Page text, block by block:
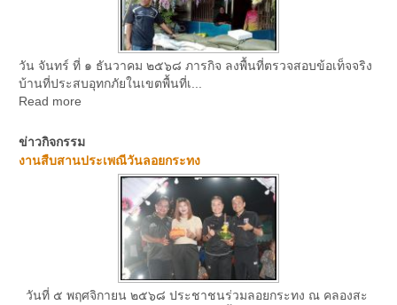
วัน จันทร์ ที่ ๑ ธันวาคม ๒๕๖๘ ภารกิจ ลงพื้นที่ตรวจสอบข้อเท็จจริง
บ้านที่ประสบอุทกภัยในเขตพื้นที่เ...
Read more
ข่าวกิจกรรม
งานสืบสานประเพณีวันลอยกระทง
วันที่ ๕ พฤศจิกายน ๒๕๖๘ ประชาชนร่วมลอยกระทง ณ คลองสะ